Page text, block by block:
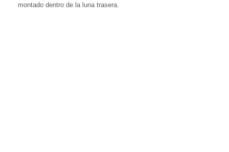
montado dentro de la luna trasera.